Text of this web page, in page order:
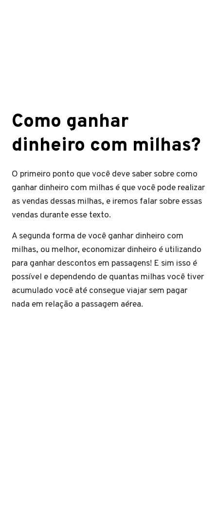
Como ganhar
dinheiro com milhas?
O primeiro ponto que você deve saber sobre como
ganhar dinheiro com milhas é que você pode realizar
as vendas dessas milhas, e iremos falar sobre essas
vendas durante esse texto.
A segunda forma de você ganhar dinheiro com
milhas, ou melhor, economizar dinheiro é utilizando
para ganhar descontos em passagens! E sim isso é
possível e dependendo de quantas milhas você tiver
acumulado você até consegue viajar sem pagar
nada em relação a passagem aérea.